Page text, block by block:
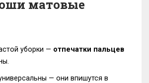
матовые
уборки — отпечатки пальцев
— они впишутся в